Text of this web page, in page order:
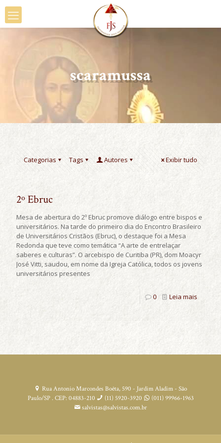
scaramussa
Categorias Tags Autores Exibir tudo
2º Ebruc
Mesa de abertura do 2º Ebruc promove diálogo entre bispos e
universitários. Na tarde do primeiro dia do Encontro Brasileiro
de Universitários Cristãos (Ebruc), o destaque foi a Mesa
Redonda que teve como temática “A arte de entrelaçar
saberes e culturas”. O arcebispo de Curitiba (PR), dom Moacyr
José Vitti, saudou, em nome da Igreja Católica, todos os jovens
universitários presentes
0 Leia mais
Rua Antonio Marcondes Boêta, 590 - Jardim Aladim - São
Paulo/SP . CEP: 04883-210
(11) 5920-3920
(011) 99966-1963
salvistas@salvistas.com.br